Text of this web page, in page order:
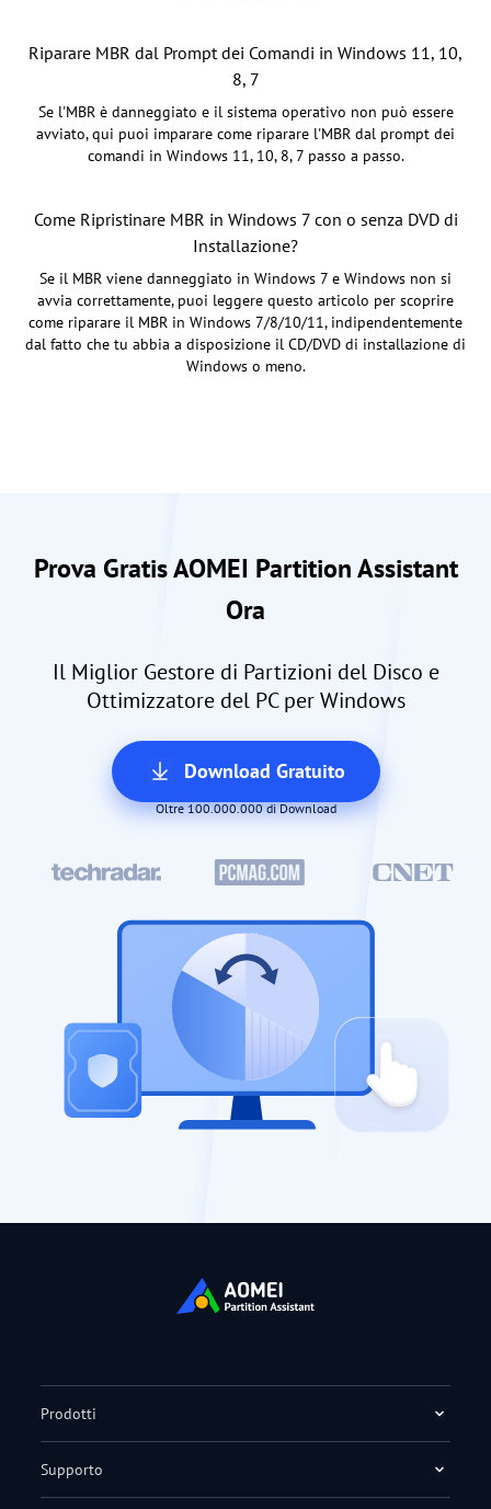
Riparare MBR dal Prompt dei Comandi in Windows 11, 10,
8, 7
Se l'MBR è danneggiato e il sistema operativo non può essere
avviato, qui puoi imparare come riparare l'MBR dal prompt dei
comandi in Windows 11, 10, 8, 7 passo a passo.
Come Ripristinare MBR in Windows 7 con o senza DVD di
Installazione?
Se il MBR viene danneggiato in Windows 7 e Windows non si
avvia correttamente, puoi leggere questo articolo per scoprire
come riparare il MBR in Windows 7/8/10/11, indipendentemente
dal fatto che tu abbia a disposizione il CD/DVD di installazione di
Windows o meno.
Prova Gratis AOMEI Partition Assistant
Ora
Il Miglior Gestore di Partizioni del Disco e
Ottimizzatore del PC per Windows
Download Gratuito
Oltre 100.000.000 di Download
Prodotti
Supporto